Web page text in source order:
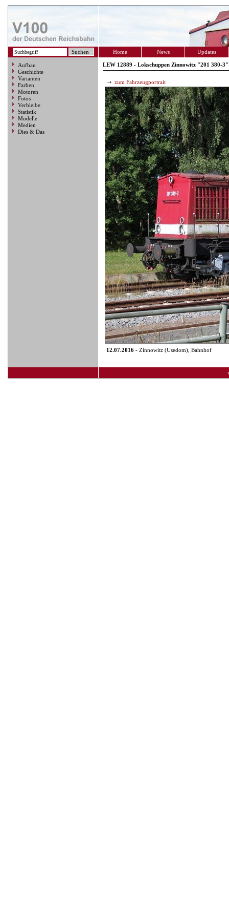
Home News Updates
Aufbau
Geschichte
Varianten
Farben
Motoren
Fotos
Verbleibe
Statistik
Modelle
Medien
Dies & Das
LEW 12889 - Lokschuppen Zinnowitz "201 380-3"
zum Fahrzeugportrait
12.07.2016 - Zinnowitz (Usedom), Bahnhof